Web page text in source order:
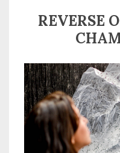
REVERSE